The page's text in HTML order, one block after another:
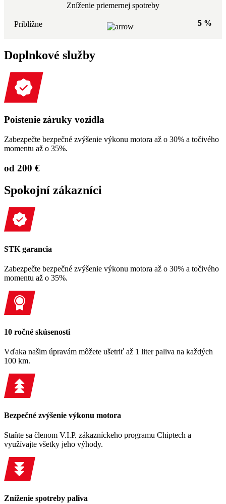
Zníženie priemernej spotreby
Priblížne 5 %
Doplnkové služby
Poistenie záruky vozidla
Zabezpečte bezpečné zvýšenie výkonu motora až o 30% a točivého
momentu až o 35%.
od 200 €
Spokojní zákazníci
STK garancia
Zabezpečte bezpečné zvýšenie výkonu motora až o 30% a točivého
momentu až o 35%.
10 ročné skúsenosti
Vďaka našim úpravám môžete ušetriť až 1 liter paliva na každých
100 km.
Bezpečné zvýšenie výkonu motora
Staňte sa členom V.I.P. zákazníckeho programu Chiptech a
využívajte všetky jeho výhody.
Zníženie spotreby paliva